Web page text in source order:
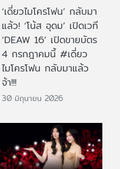
‘เดี่ยวไมโครโฟน’ กลับมา
แล้ว! ‘โน้ส อุดม’ เปิดเวที
‘DEAW 16’ เปิดขายบัตร
4 กรกฎาคมนี้ #เดี่ยว
ไมโครโฟน กลับมาแล้ว
จ้า!!!
30 มิถุนายน 2026